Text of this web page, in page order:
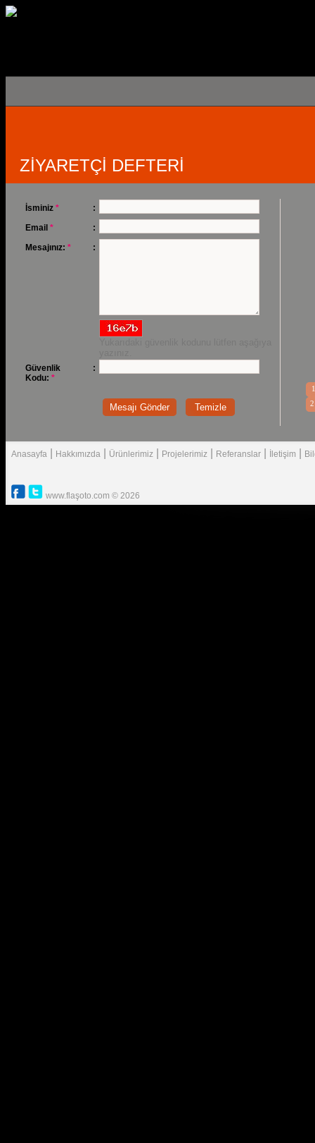
ZİYARETÇİ DEFTERİ
İsminiz *
:
Email *
:
Mesajınız: * :
Güvenlik
Kodu: *
:
1
Anasayfa Hakkımızda Ürünlerimiz Projelerimiz Referanslar İletişim
www.flaşoto.com © 2026